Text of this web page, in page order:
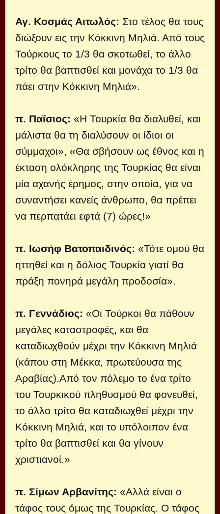
Αγ. Κοσμάς Αιτωλός: Στο τέλος θα τους
διώξουν εις την Κόκκινη Μηλιά. Από τους
Τούρκους το 1/3 θα σκοτωθεί, το άλλο
τρίτο θα βαπτισθεί και μονάχα το 1/3 θα
πάει στην Κόκκινη Μηλιά».
π. Παΐσιος: «Η Τουρκία θα διαλυθεί, και
μάλιστα θα τη διαλύσουν οι ίδιοι οι
σύμμαχοι», «Θα σβήσουν ως έθνος και η
έκταση ολόκληρης της Τουρκίας θα είναι
μία αχανής έρημος, στην οποία, για να
συναντήσει κανείς άνθρωπο, θα πρέπει
να περπατάει εφτά (7) ώρες!»
π. Ιωσήφ Βατοπαιδινός: «Τότε ομού θα
ηττηθεί και η δόλιος Τουρκία γιατί θα
πράξη πονηρά μεγάλη προδοσία».
π. Γεννάδιος: «Οι Τούρκοι θα πάθουν
μεγάλες καταστροφές, και θα
καταδιωχθούν μέχρι την Κόκκινη Μηλιά
(κάπου στη Μέκκα, πρωτεύουσα της
Αραβίας).Από τον πόλεμο το ένα τρίτο
του Τουρκικού πληθυσμού θα φονευθεί,
το άλλο τρίτο θα καταδιωχθεί μέχρι την
Κόκκινη Μηλιά, και το υπόλοιπον ένα
τρίτο θα βαπτισθεί και θα γίνουν
χριστιανοί.»
π. Σίμων Αρβανίτης: «Αλλά είναι ο
τάφος τους όμως της Τουρκίας. Ο τάφος